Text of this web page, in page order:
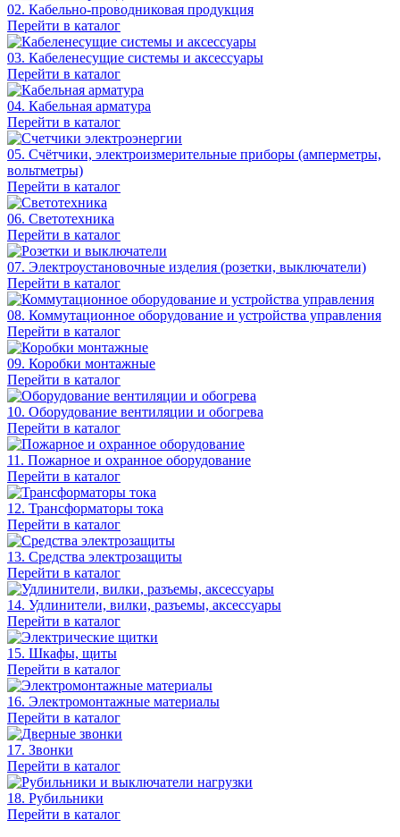
02. Кабельно-проводниковая продукция
Перейти в каталог
03. Кабеленесущие системы и аксессуары
Перейти в каталог
04. Кабельная арматура
Перейти в каталог
05. Счётчики, электроизмерительные приборы (амперметры,
вольтметры)
Перейти в каталог
06. Светотехника
Перейти в каталог
07. Электроустановочные изделия (розетки, выключатели)
Перейти в каталог
08. Коммутационное оборудование и устройства управления
Перейти в каталог
09. Коробки монтажные
Перейти в каталог
10. Оборудование вентиляции и обогрева
Перейти в каталог
11. Пожарное и охранное оборудование
Перейти в каталог
12. Трансформаторы тока
Перейти в каталог
13. Средства электрозащиты
Перейти в каталог
14. Удлинители, вилки, разъемы, аксессуары
Перейти в каталог
15. Шкафы, щиты
Перейти в каталог
16. Электромонтажные материалы
Перейти в каталог
17. Звонки
Перейти в каталог
18. Рубильники
Перейти в каталог